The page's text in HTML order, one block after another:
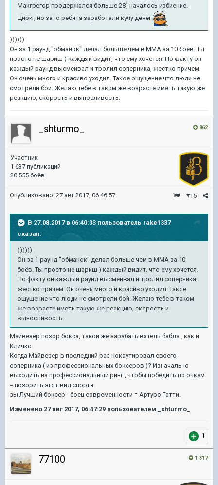
Макгрегор продержался больше 28) началось избиение.
Цирк , но зато ребята заработали кучу денег.
))))))
Он за 1 раунд "обманок" делал больше чем в ММА за 10 боёв. Ты
просто не шариш ) каждый видит, что ему хочется. По факту он
каждый раунд высмеивал и тролил соперника, жестко причем.
Он очень много и красиво уходил. Такое ощущение что люди не
смотрели бой. Желаю тебе в таком же возрасте иметь такую же
реакцию, скорость и выносливость.
862
_shturmo_
Участник
1 637 публикаций
20 555 боёв
#15
Опубликовано: 27 авг 2017, 06:46:57
В 27.08.2017 в 06:40:33 пользователь rake1337
сказал:
))))))
Он за 1 раунд "обманок" делал больше чем в ММА за 10
боёв. Ты просто не шариш ) каждый видит, что ему хочется.
По факту он каждый раунд высмеивал и тролил соперника,
жестко причем. Он очень много и красиво уходил. Такое
ощущение что люди не смотрели бой. Желаю тебе в таком
же возрасте иметь такую же реакцию, скорость и
выносливость.
Майвезер позор бокса, такой же зарабатыватель бабла , как и
Кличко.
Когда Майвезер в последний раз нокаутировал своего
соперника ( из профессиональных боксеров )? Изначально
выходить на профессиональный ринг , чтобы победить по очкам
= позорить этот вид спорта.
зы Лучший боксер - боец современности = Артуро Гатти.
Изменено 27 авг 2017, 06:47:29 пользователем _shturmo_
1
1 317
77100